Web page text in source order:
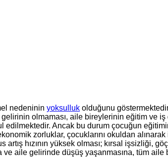
nedeninin yoksulluk olduğunu
olmaması, aile bireylerinin eğitim ve
edilmektedir. Ancak bu durum çocuğun
zorluklar, çocuklarını okuldan
artış hızının yüksek olması; kırsal
aile gelirinde düşüş yaşanmasına, tüm aile